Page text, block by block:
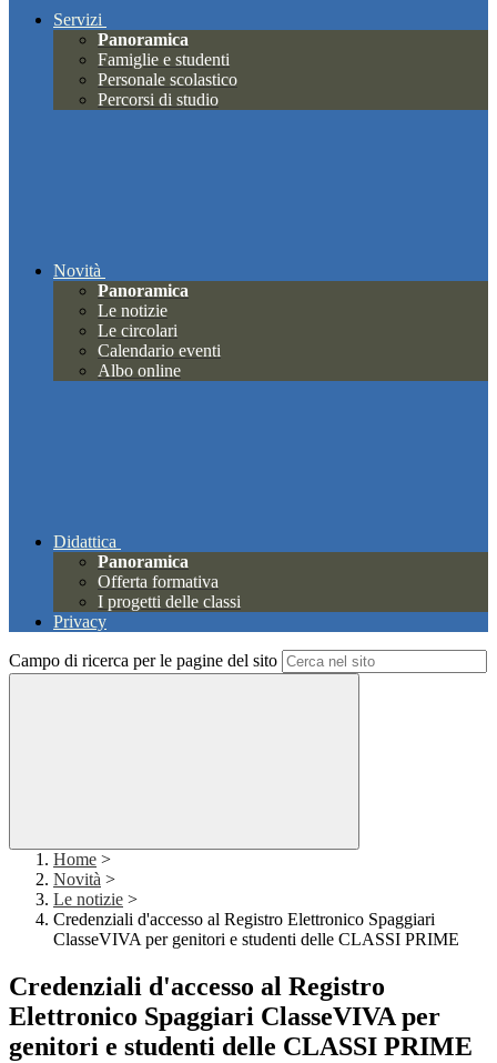
Servizi
Panoramica
Famiglie e studenti
Personale scolastico
Percorsi di studio
Novità
Panoramica
Le notizie
Le circolari
Calendario eventi
Albo online
Didattica
Panoramica
Offerta formativa
I progetti delle classi
Privacy
Campo di ricerca per le pagine del sito
Home >
Novità >
Le notizie >
Credenziali d'accesso al Registro Elettronico Spaggiari
ClasseVIVA per genitori e studenti delle CLASSI PRIME
Credenziali d'accesso al Registro
Elettronico Spaggiari ClasseVIVA per
genitori e studenti delle CLASSI PRIME